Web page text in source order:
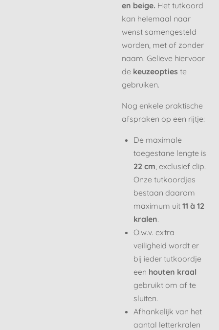
en beige. Het tutkoord
kan helemaal naar
wenst samengesteld
worden, met of zonder
naam. Gelieve hiervoor
de keuzeopties te
gebruiken.
Nog enkele praktische
afspraken op een rijtje:
De maximale
toegestane lengte is
22 cm, exclusief clip.
Onze tutkoordjes
bestaan daarom
maximum uit 11 à 12
kralen.
O.w.v. extra
veiligheid wordt er
bij ieder tutkoordje
een houten kraal
gebruikt om af te
sluiten.
Afhankelijk van het
aantal letterkralen